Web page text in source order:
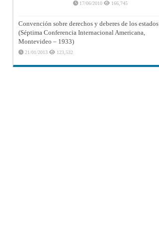
17/06/2010 166,745
Convención sobre derechos y deberes de los estados
(Séptima Conferencia Internacional Americana,
Montevideo – 1933)
21/01/2013 123,532